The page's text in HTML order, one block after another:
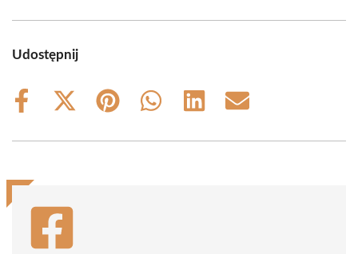
Udostępnij
Share
Share
(Twitter)
Share
Share
Share
Share